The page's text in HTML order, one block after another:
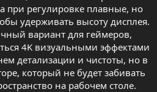
при регулировке плавные, но
удерживать высоту дисплея.
вариант для геймеров,
4K визуальными эффектами
детализации и чистоты, но в
который не будет забивать
на рабочем столе.